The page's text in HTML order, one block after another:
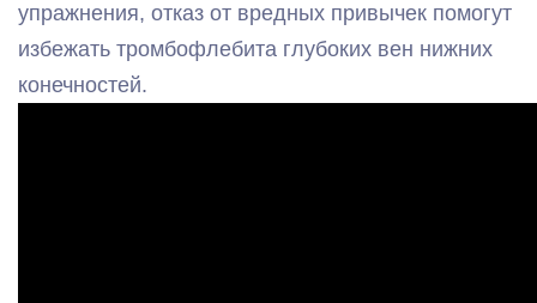
упражнения, отказ от вредных привычек помогут
избежать тромбофлебита глубоких вен нижних
конечностей.